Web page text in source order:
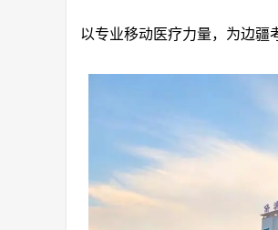
以专业移动医疗力量，为边疆